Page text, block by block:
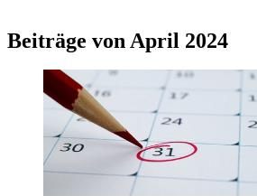
Beiträge von April 2024